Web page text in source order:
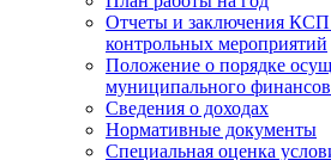
Отчеты и заключения КСП
контрольных мероприятий
Положение о порядке
муниципального
Сведения о доходах
Нормативные документы
Специальная оценка